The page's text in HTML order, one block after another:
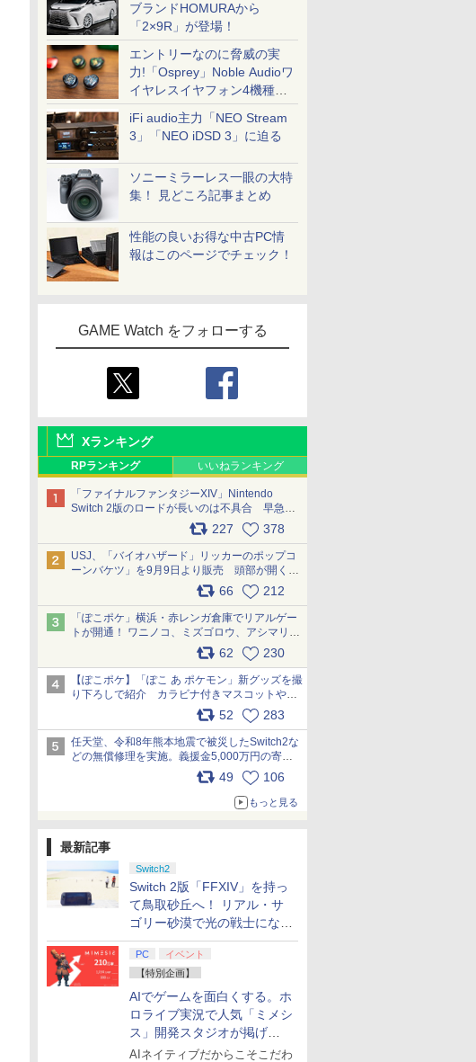
ブランドHOMURAから
「2×9R」が登場！
エントリーなのに脅威の実
力!「Osprey」Noble Audioワ
イヤレスイヤフォン4機種を
一気に聴く
iFi audio主力「NEO Stream
3」「NEO iDSD 3」に迫る
ソニーミラーレス一眼の大特
集！ 見どころ記事まとめ
性能の良いお得な中古PC情
報はこのページでチェック！
GAME Watch をフォローする
Xランキング
RPランキング いいねランキング
「ファイナルファンタジーXIV」Nintendo
Switch 2版のロードが長いのは不具合 早急に
アップデートできるよう対応中227 378
USJ、「バイオハザード」リッカーのポップコ
ーンバケツ」を9月9日より販売 頭部が開く仕
組み。味は恐怖を堪のう「味噌フレーバー」
66 212
「ぽこポケ」横浜・赤レンガ倉庫でリアルゲー
トが開通！ ワニノコ、ミズゴロウ、アシマリ登
場シーンをレポート pic.x.com/LDgEByVl6D
62 230
【ぽこポケ】「ぽこ あ ポケモン」新グッズを撮
り下ろしで紹介 カラビナ付きマスコットやス
52 283
任天堂、令和8年熊本地震で被災したSwitch2な
どの無償修理を実施。義援金5,000万円の寄付
も発表 pic.x.com/BAYsMfUfUC
49 106
もっと見る
最新記事
Switch2
Switch 2版「FFXIV」を持っ
て鳥取砂丘へ！ リアル・サ
ゴリー砂漠で光の戦士になっ
てみた
PC
イベント
【特別企画】
AIでゲームを面白くする。ホ
ロライブ実況で人気「ミメシ
ス」開発スタジオが掲げ
る“AI活用の信念”とは？【講
AIネイティブだからこそこだわ